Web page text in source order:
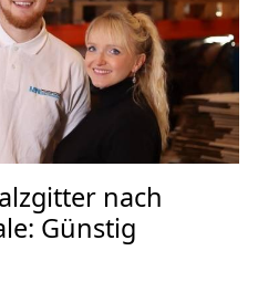
nach
Günstig